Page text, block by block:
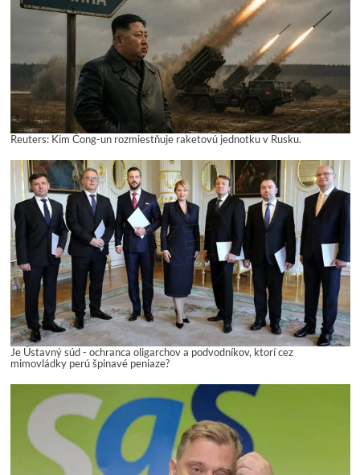
Reuters: Kim Čong-un rozmiestňuje raketovú jednotku v Rusku.
Je Ústavný súd - ochranca oligarchov a podvodníkov, ktorí cez
mimovládky perú špinavé peniaze?